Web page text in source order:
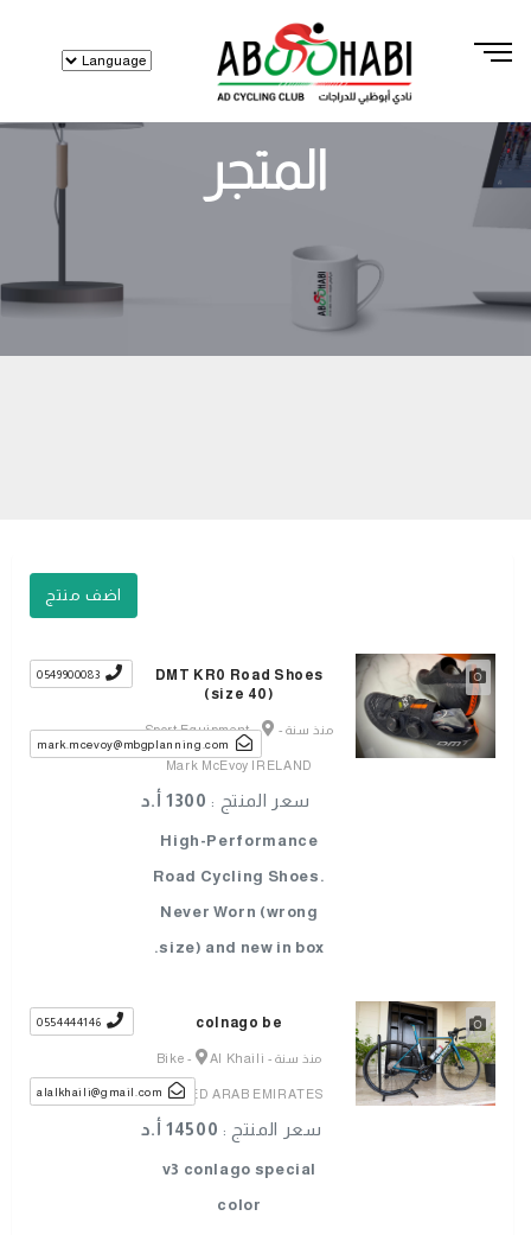
المتجر
اضف منتج
DMT KR0 Road Shoes
(size 40)
منذ سنة -
Sport Equipment-
Mark McEvoy IRELAND
سعر المنتج :
High-Performance
Road Cycling Shoes.
Never Worn (wrong
size) and new in box.
0549900083
mark.mcevoy@mbgplanning.com
colnago be
منذ سنة -
Bike - Al Khaili
UNITED ARAB EMIRATES
سعر المنتج :
v3 conlago special
color
0554444146
alalkhaili@gmail.com